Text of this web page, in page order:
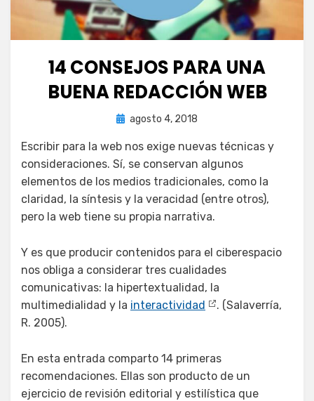
14 CONSEJOS PARA UNA
BUENA REDACCIÓN WEB
porjuancadotcom
Publicada
agosto 4, 2018
Escribir para la web nos exige nuevas técnicas y
consideraciones. Sí, se conservan algunos
elementos de los medios tradicionales, como la
claridad, la síntesis y la veracidad (entre otros),
pero la web tiene su propia narrativa.
Y es que producir contenidos para el ciberespacio
nos obliga a considerar tres cualidades
comunicativas: la hipertextualidad, la
multimedialidad y la interactividad
. (Salaverría,
R. 2005).
En esta entrada comparto 14 primeras
recomendaciones. Ellas son producto de un
ejercicio de revisión editorial y estilística que